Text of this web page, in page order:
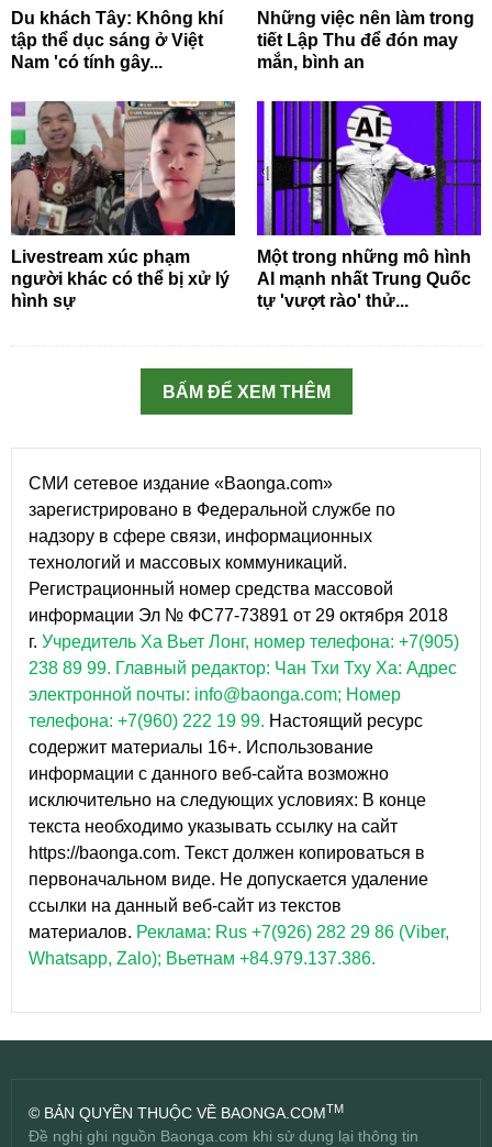
Du khách Tây: Không khí
tập thể dục sáng ở Việt
Nam 'có tính gây...
Những việc nên làm trong
tiết Lập Thu để đón may
mắn, bình an
Livestream xúc phạm
người khác có thể bị xử lý
hình sự
Một trong những mô hình
AI mạnh nhất Trung Quốc
tự 'vượt rào' thử...
BẤM ĐỂ XEM THÊM
СМИ сетевое издание «Baonga.com»
зарегистрировано в Федеральной службе по
надзору в сфере связи, информационных
технологий и массовых коммуникаций.
Регистрационный номер средства массовой
информации Эл № ФС77-73891 от 29 октября 2018
г. Учредитель Ха Вьет Лонг, номер телефона: +7(905)
238 89 99. Главный редактор: Чан Тхи Тху Ха: Адрес
электронной почты: info@baonga.com; Номер
телефона: +7(960) 222 19 99. Настоящий ресурс
содержит материалы 16+. Использование
информации с данного веб-сайта возможно
исключительно на следующих условиях: В конце
текста необходимо указывать ссылку на сайт
https://baonga.com. Текст должен копироваться в
первоначальном виде. Не допускается удаление
ссылки на данный веб-сайт из текстов
материалов. Реклама: Rus +7(926) 282 29 86 (Viber,
Whatsapp, Zalo); Вьетнам +84.979.137.386.
© BẢN QUYỀN THUỘC VỀ BAONGA.COMTM
Đề nghị ghi nguồn Baonga.com khi sử dụng lại thông tin